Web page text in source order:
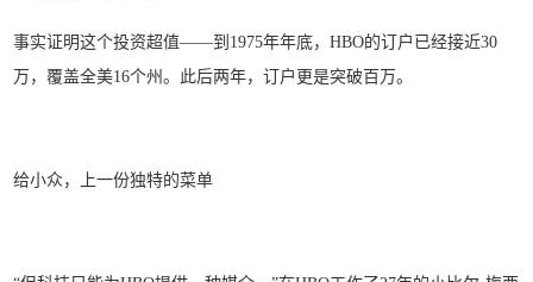
事实证明这个投资超值——到1975年年底，HBO的订户已经接近30
万，覆盖全美16个州。此后两年，订户更是突破百万。
给小众，上一份独特的菜单